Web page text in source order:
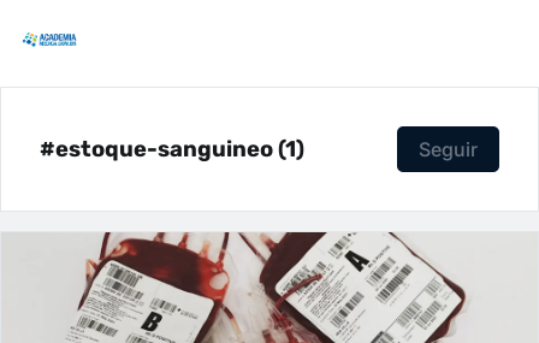
#estoque-sanguineo (1) Seguir